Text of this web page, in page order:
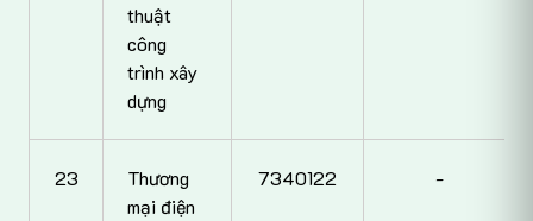
thuật
công
trình xây
dựng
23
Thương
mại điện
7340122 -